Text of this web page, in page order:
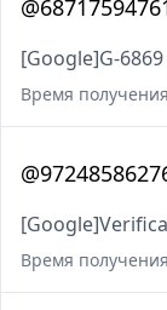
[Google]G-6869
Время
Время